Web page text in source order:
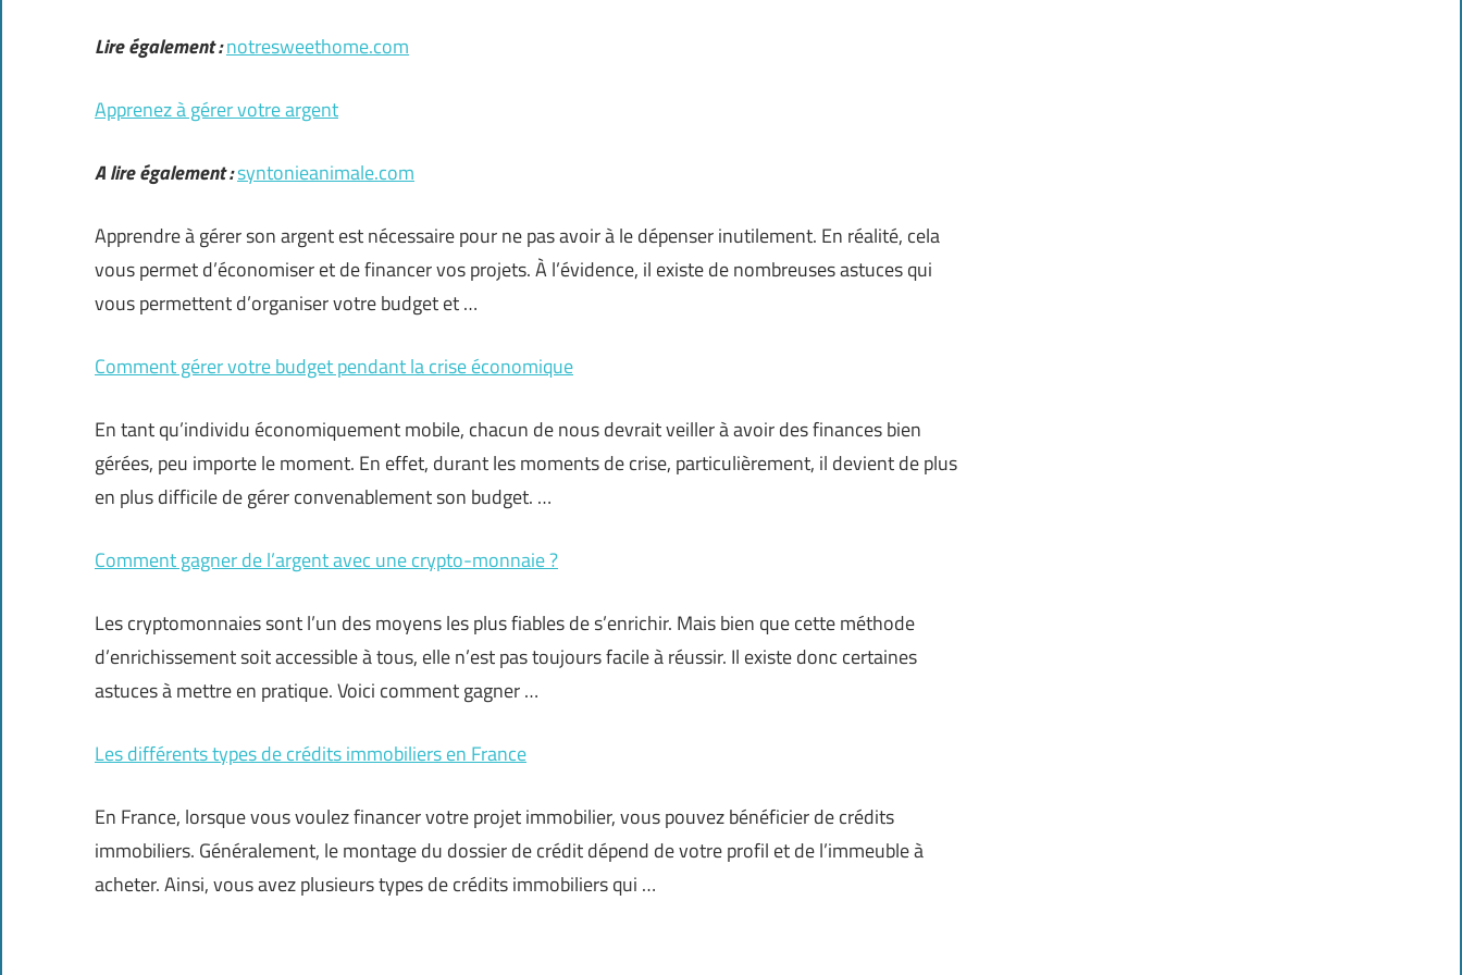
Lire également :notresweethome.com
Apprenez à gérer votre argent
A lire également :syntonieanimale.com
Apprendre à gérer son argent est nécessaire pour ne pas avoir à le dépenser inutilement. En réalité, cela
vous permet d’économiser et de financer vos projets. À l’évidence, il existe de nombreuses astuces qui
vous permettent d’organiser votre budget et …
Comment gérer votre budget pendant la crise économique
En tant qu’individu économiquement mobile, chacun de nous devrait veiller à avoir des finances bien
gérées, peu importe le moment. En effet, durant les moments de crise, particulièrement, il devient de plus
en plus difficile de gérer convenablement son budget. …
Comment gagner de l’argent avec une crypto-monnaie ?
Les cryptomonnaies sont l’un des moyens les plus fiables de s’enrichir. Mais bien que cette méthode
d’enrichissement soit accessible à tous, elle n’est pas toujours facile à réussir. Il existe donc certaines
astuces à mettre en pratique. Voici comment gagner …
Les différents types de crédits immobiliers en France
En France, lorsque vous voulez financer votre projet immobilier, vous pouvez bénéficier de crédits
immobiliers. Généralement, le montage du dossier de crédit dépend de votre profil et de l’immeuble à
acheter. Ainsi, vous avez plusieurs types de crédits immobiliers qui …